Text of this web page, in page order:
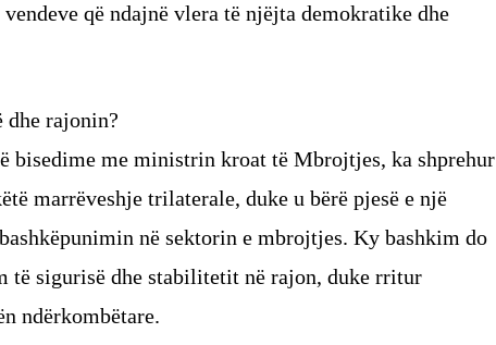
që ndajnë vlera të njëjta demokratike dhe
rajonin?
bisedime me ministrin kroat të Mbrojtjes, ka shprehur
marrëveshje trilaterale, duke u bërë pjesë e një
në sektorin e mbrojtjes. Ky bashkim do
të sigurisë dhe stabilitetit në rajon, duke rritur
ndërkombëtare.